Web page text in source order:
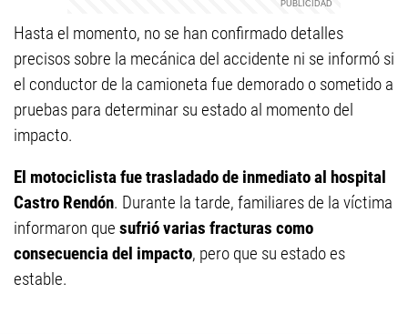
Hasta el momento, no se han confirmado detalles
precisos sobre la mecánica del accidente ni se informó si
el conductor de la camioneta fue demorado o sometido a
pruebas para determinar su estado al momento del
impacto.
El motociclista fue trasladado de inmediato al hospital
Castro Rendón. Durante la tarde, familiares de la víctima
informaron que sufrió varias fracturas como
consecuencia del impacto, pero que su estado es
estable.